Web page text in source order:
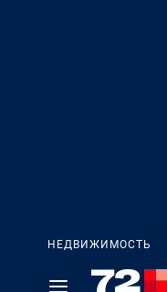
НЕДВИЖИМОСТЬ